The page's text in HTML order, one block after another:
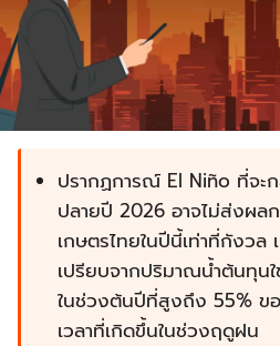
ปรากฏการณ์ El Niño ที่จะ
ปลายปี 2026 อาจไม่ส่งผล
เกษตรไทยในปีนี้เท่าที่กังวล
เปรียบจากปริมาณน้ำต้นทุน
ในช่วงต้นปีที่สูงถึง 55% ข
เวลาที่เกิดขึ้นในช่วงฤดูฝน